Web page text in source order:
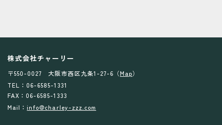
株式会社チャーリー
〒550-0027 大阪市西区九条1-27-6（Map）
TEL：06-6585-1331
FAX：06-6585-1333
Mail：info@charley-zzz.com